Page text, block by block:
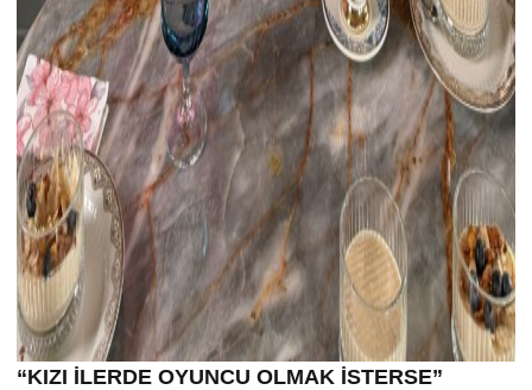
“KIZI İLERDE OYUNCU OLMAK İSTERSE”